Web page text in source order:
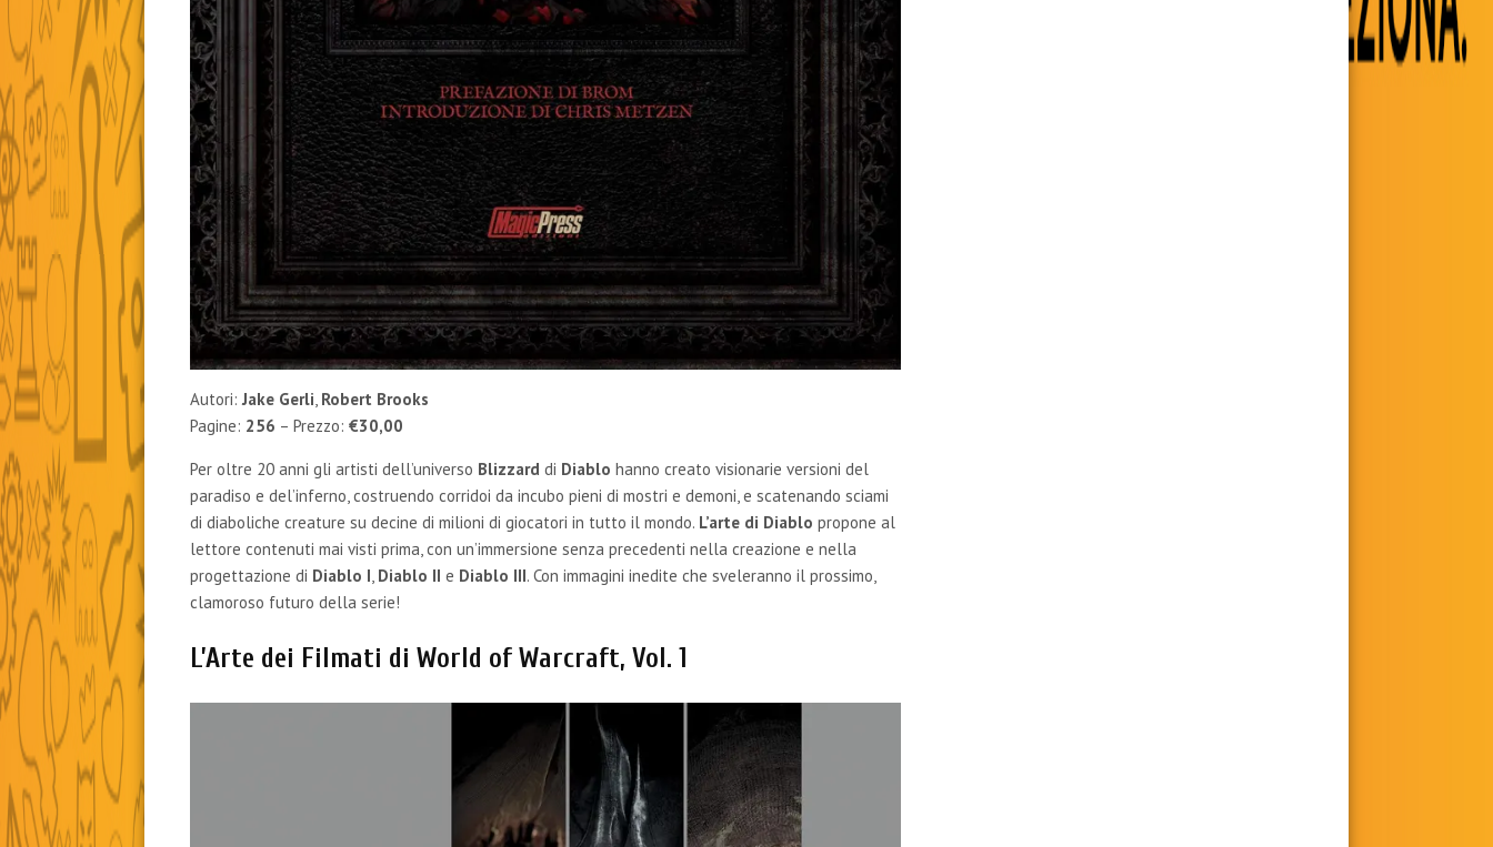
Autori:Jake Gerli, Robert Brooks
Pagine: 256 – Prezzo:€30,00
Per oltre 20 anni gli artisti dell’universo Blizzarddi Diablohanno creato visionarie versioni del
paradiso e del’inferno, costruendo corridoi da incubo pieni di mostri e demoni, e scatenando sciami
di diaboliche creature su decine di milioni di giocatori in tutto il mondo. L’arte di Diablo propone al
lettore contenuti mai visti prima, con un’immersione senza precedenti nella creazione e nella
progettazione di Diablo I, Diablo II e Diablo III. Con immagini inedite che sveleranno il prossimo,
clamoroso futuro della serie!
L’Arte dei Filmati di World of Warcraft, Vol. 1